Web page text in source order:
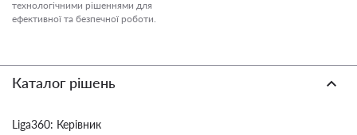
технологічними рішеннями для
ефективної та безпечної роботи.
Каталог рішень
Liga360: Керівник